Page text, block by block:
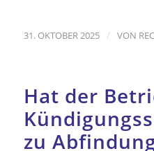
31. OKTOBER 2025 / VON
Hat der
zu